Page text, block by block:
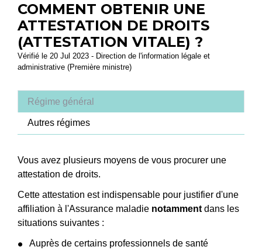
COMMENT OBTENIR UNE
ATTESTATION DE DROITS
(ATTESTATION VITALE) ?
Vérifié le 20 Jul 2023 - Direction de l'information légale et
administrative (Première ministre)
Régime général
Autres régimes
Vous avez plusieurs moyens de vous procurer une
attestation de droits.
Cette attestation est indispensable pour justifier d'une
affiliation à l'Assurance maladie notamment dans les
situations suivantes :
Auprès de certains professionnels de santé